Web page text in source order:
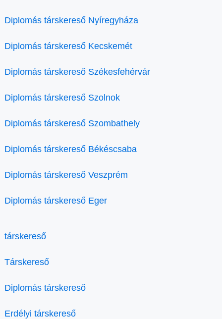
Diplomás társkereső Nyíregyháza
Diplomás társkereső Kecskemét
Diplomás társkereső Székesfehérvár
Diplomás társkereső Szolnok
Diplomás társkereső Szombathely
Diplomás társkereső Békéscsaba
Diplomás társkereső Veszprém
Diplomás társkereső Eger
társkereső
Társkereső
Diplomás társkereső
Erdélyi társkereső